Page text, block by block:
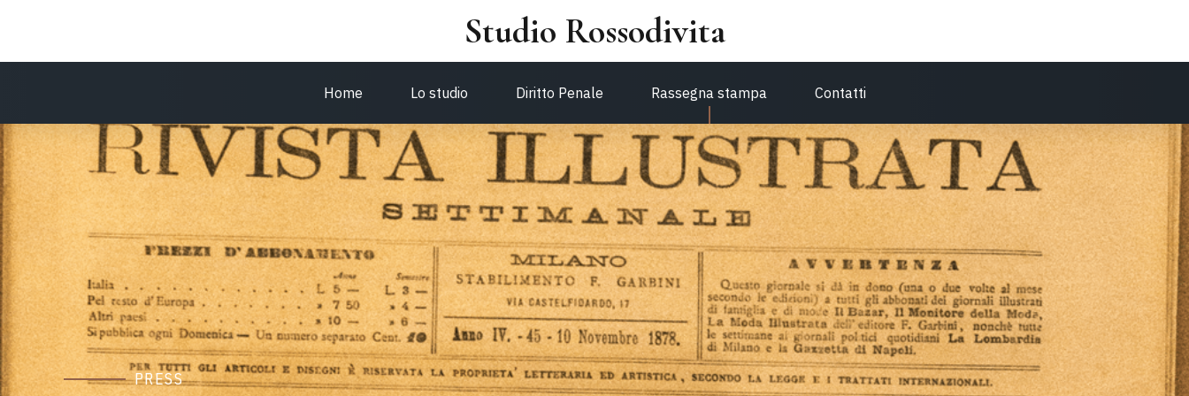
Studio Rossodivita
Home Lo studio Diritto Penale Rassegna stampa Contatti
PRESS